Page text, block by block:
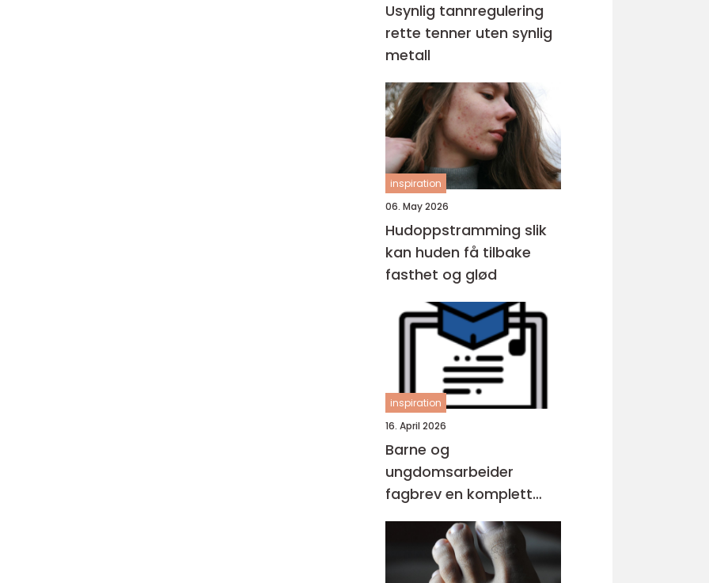
Usynlig tannregulering
rette tenner uten synlig
metall
inspiration
06. May 2026
Hudoppstramming slik
kan huden få tilbake
fasthet og glød
inspiration
16. April 2026
Barne og
ungdomsarbeider
fagbrev en komplett
guide for voksne